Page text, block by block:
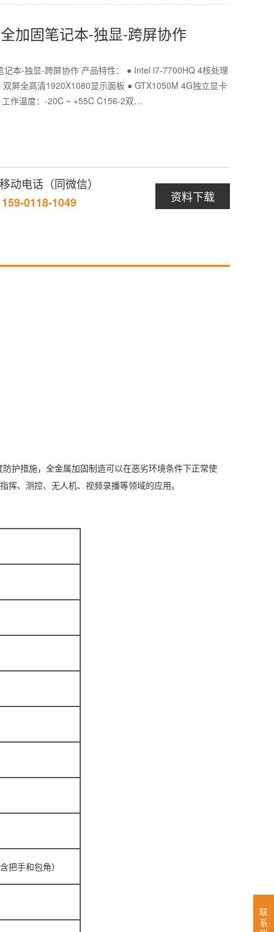
加固笔记本-独显-跨屏协作
记本-独显-跨屏协作 产品特性： ● Intel i7-7700HQ 4核处理
屏全高清1920X1080显示面板 ● GTX1050M 4G独立显卡
作温度：-20C ~ +55C C156-2双…
资料下载
动电话（同微信）
0118-1049
护措施，全金属加固制造可以在恶劣环境条件下正常使
、测控、无人机、视频录播等领域的应用。
手和包角）
联
系